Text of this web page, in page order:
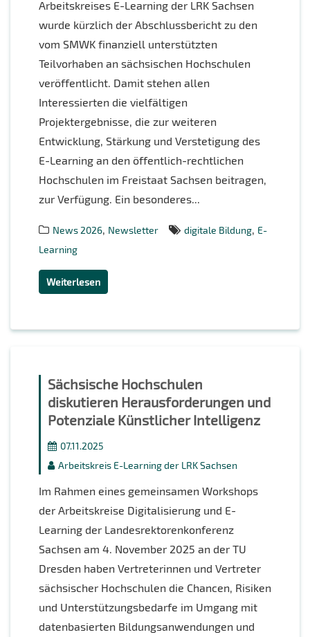
Arbeitskreises E-Learning der LRK Sachsen
wurde kürzlich der Abschlussbericht zu den
vom SMWK finanziell unterstützten
Teilvorhaben an sächsischen Hochschulen
veröffentlicht. Damit stehen allen
Interessierten die vielfältigen
Projektergebnisse, die zur weiteren
Entwicklung, Stärkung und Verstetigung des
E-Learning an den öffentlich-rechtlichen
Hochschulen im Freistaat Sachsen beitragen,
zur Verfügung. Ein besonderes...
News 2026, Newsletter digitale Bildung, E-
Learning
Weiterlesen
Sächsische Hochschulen
diskutieren Herausforderungen und
Potenziale Künstlicher Intelligenz
07.11.2025
Arbeitskreis E-Learning der LRK Sachsen
Im Rahmen eines gemeinsamen Workshops
der Arbeitskreise Digitalisierung und E-
Learning der Landesrektorenkonferenz
Sachsen am 4. November 2025 an der TU
Dresden haben Vertreterinnen und Vertreter
sächsischer Hochschulen die Chancen, Risiken
und Unterstützungsbedarfe im Umgang mit
datenbasierten Bildungsanwendungen und